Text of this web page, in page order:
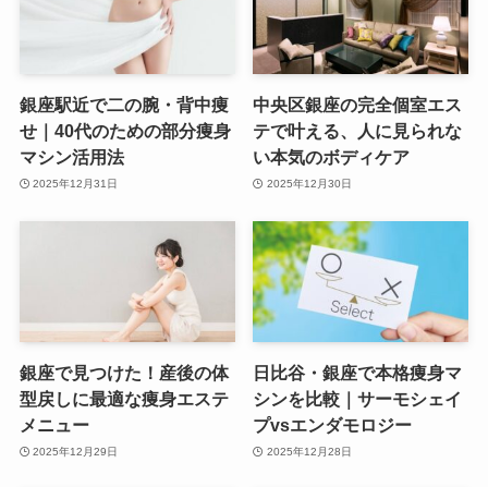
銀座駅近で二の腕・背中痩
せ｜40代のための部分痩身
マシン活用法
2025年12月31日
中央区銀座の完全個室エス
テで叶える、人に見られな
い本気のボディケア
2025年12月30日
銀座で見つけた！産後の体
型戻しに最適な痩身エステ
メニュー
2025年12月29日
日比谷・銀座で本格痩身マ
シンを比較｜サーモシェイ
プvsエンダモロジー
2025年12月28日